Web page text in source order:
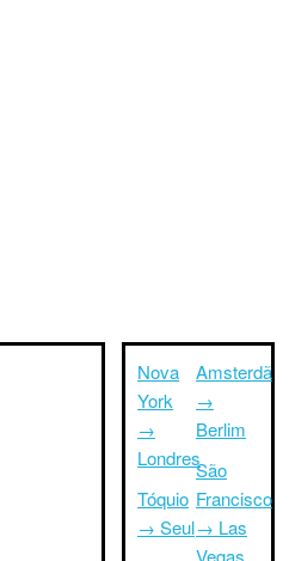
Nova
York
→
Londres
Tóquio
→ Seul
Amsterdã
→
Berlim
São
Francisco
→ Las
Vegas